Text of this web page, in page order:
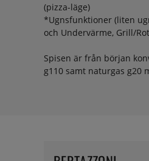
(pizza-läge)
*Ugnsfunktioner (liten
och Undervärme, Grill/
Spisen är från början
g110 samt naturgas g20